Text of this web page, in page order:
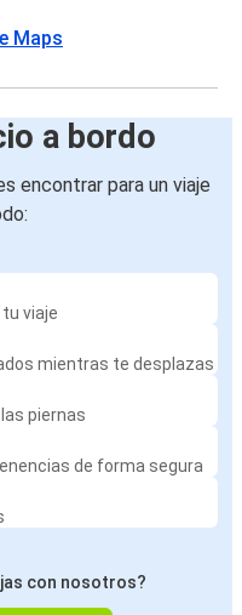
Maps
a bordo
encontrar para un viaje
viaje
mientras te desplazas
piernas
de forma segura
con nosotros?